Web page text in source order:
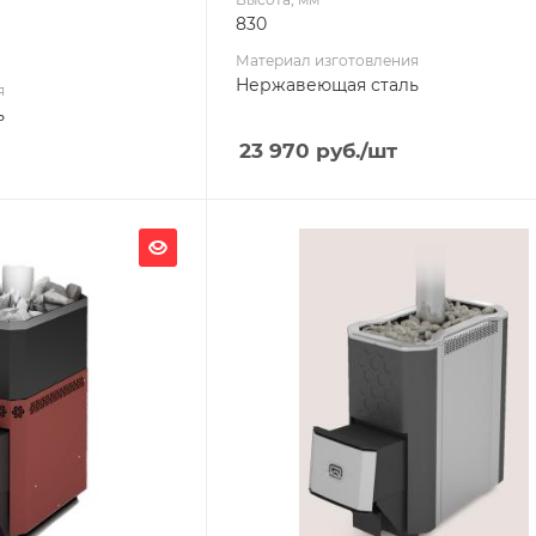
830
Материал изготовления
Нержавеющая сталь
23 970 руб./шт
Материал изготовления
Нержавеющая сталь
Вид топлива